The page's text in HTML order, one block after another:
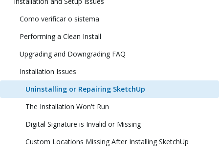
Como verificar o sistema
Performing a Clean Install
Upgrading and Downgrading FAQ
Installation Issues
Uninstalling or Repairing SketchUp
The Installation Won't Run
Digital Signature is Invalid or Missing
Custom Locations Missing After Installing SketchUp